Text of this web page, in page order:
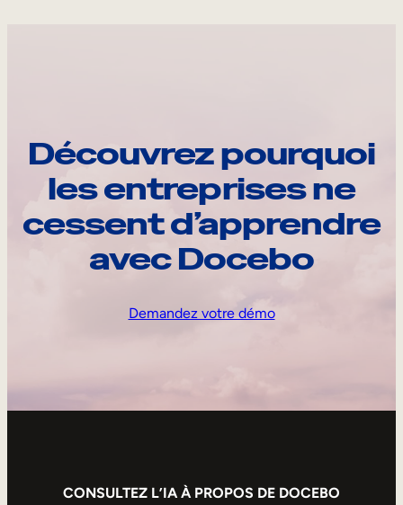
Découvrez pourquoi
les entreprises ne
cessent d’apprendre
avec Docebo
Demandez votre démo
CONSULTEZ L’IA À PROPOS DE DOCEBO